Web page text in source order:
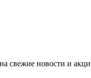
свежие новости и